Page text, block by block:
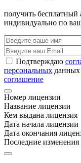
получить бесплатный
индивидуально по
Подтверждаю
персональных
соглашение
Номер лицензии
Название лицензии
Кем выдана лицензия
Дата начала лицензии
Дата окончания
Последние изменения